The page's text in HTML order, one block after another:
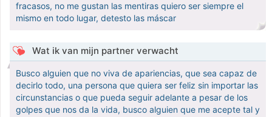
fracasos, no me gustan las mentiras quiero ser siempre el
mismo en todo lugar, detesto las máscar
Wat ik van mijn partner verwacht
Busco alguien que no viva de apariencias, que sea capaz de
decirlo todo, una persona que quiera ser feliz sin importar las
circunstancias o que pueda seguir adelante a pesar de los
golpes que nos da la vida, busco alguien que me acepte tal y